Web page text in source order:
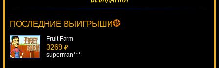
ПОСЛЕДНИЕ ВЫИГРЫШИ
beautif***
Fruit Farm
3269 ₽
superman***